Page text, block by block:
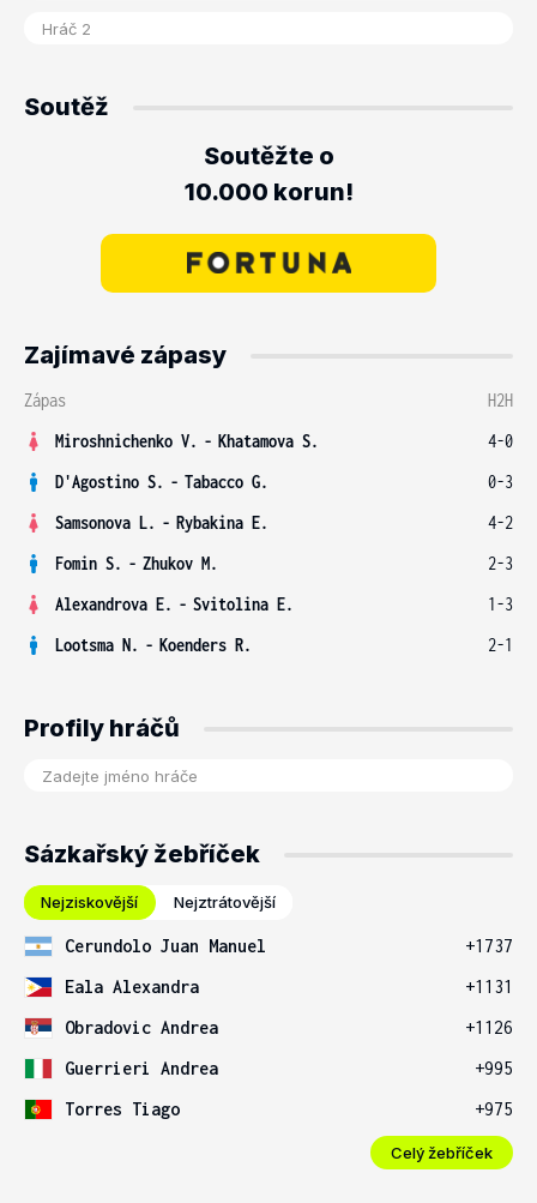
Soutěž
Soutěžte o
10.000 korun!
Zajímavé zápasy
Zápas
H2H
Miroshnichenko V. - Khatamova S.
4-0
D'Agostino S. - Tabacco G.
0-3
Samsonova L. - Rybakina E.
4-2
Fomin S. - Zhukov M.
2-3
Alexandrova E. - Svitolina E.
1-3
Lootsma N. - Koenders R. 2-1
Profily hráčů
Sázkařský žebříček
Nejziskovější Nejztrátovější
Cerundolo Juan Manuel
+1737
Eala Alexandra
+1131
Obradovic Andrea
+1126
Guerrieri Andrea
+995
Torres Tiago
+975
Celý žebříček